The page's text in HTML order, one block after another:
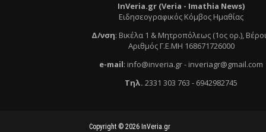
InVeria.gr (Veria - Ιmathia News)
Ειδησεογραφικός Κόμβος Ημαθίας
Δ/νση: Βικέλα 1 & Μητροπόλεως (1ος ορ.),
Αριθμός Γ.Ε.ΜΗ 168671726000
e-mail: info@inveria.gr- inveriagr@gmail.com
Τηλ. 2331 303 763 - 6942982745
Copyright © 2026 InVeria.gr